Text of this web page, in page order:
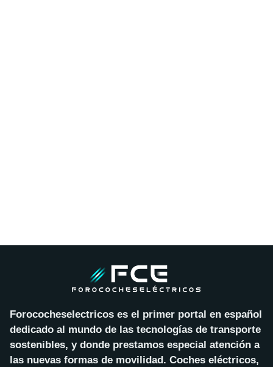
Forococheselectricos es el primer portal en español
dedicado al mundo de las tecnologías de transporte
sostenibles, y donde prestamos especial atención a
las nuevas formas de movilidad. Coches eléctricos,